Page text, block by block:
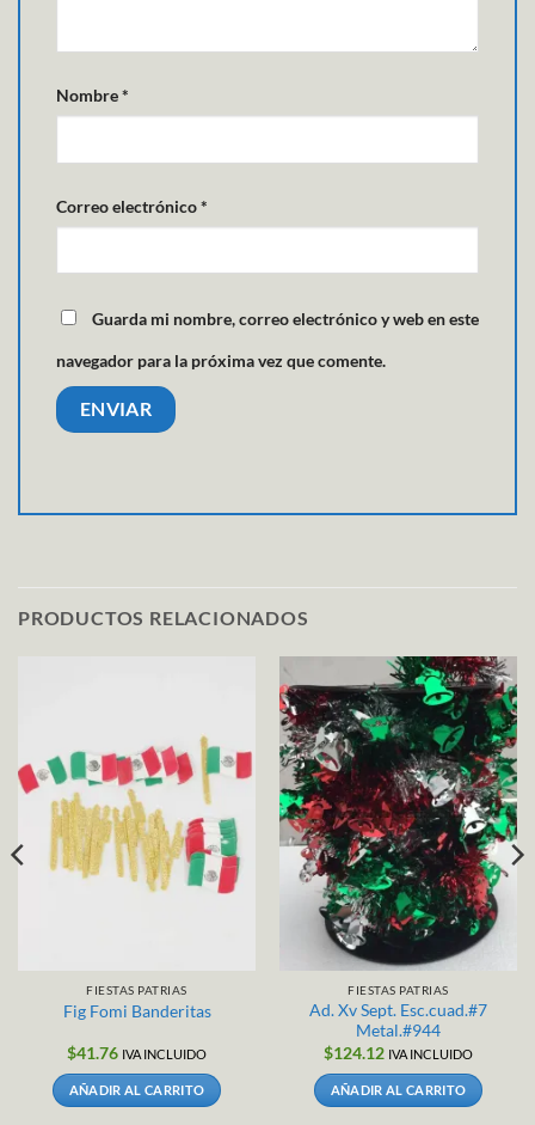
Nombre*
Correo electrónico*
Guarda mi nombre, correo electrónico y web en este
navegador para la próxima vez que comente.
PRODUCTOS RELACIONADOS
FIESTAS PATRIAS
Fig Fomi Banderitas
$41.76 IVA INCLUIDO
AÑADIR AL CARRITO
FIESTAS PATRIAS
Ad. Xv Sept. Esc.cuad.#7
Metal.#944
$124.12 IVA INCLUIDO
AÑADIR AL CARRITO